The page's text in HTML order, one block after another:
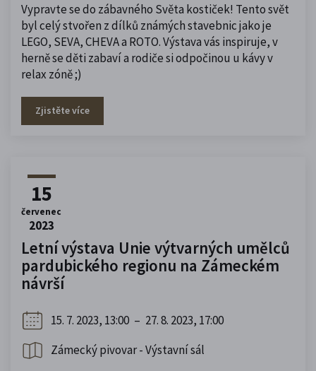
Vypravte se do zábavného Světa kostiček! Tento svět
byl celý stvořen z dílků známých stavebnic jako je
LEGO, SEVA, CHEVA a ROTO. Výstava vás inspiruje, v
herně se děti zabaví a rodiče si odpočinou u kávy v
relax zóně ;)
Zjistěte více
15
červenec
2023
Letní výstava Unie výtvarných umělců
pardubického regionu na Zámeckém
návrší
15. 7. 2023, 13:00 – 27. 8. 2023, 17:00
Zámecký pivovar - Výstavní sál